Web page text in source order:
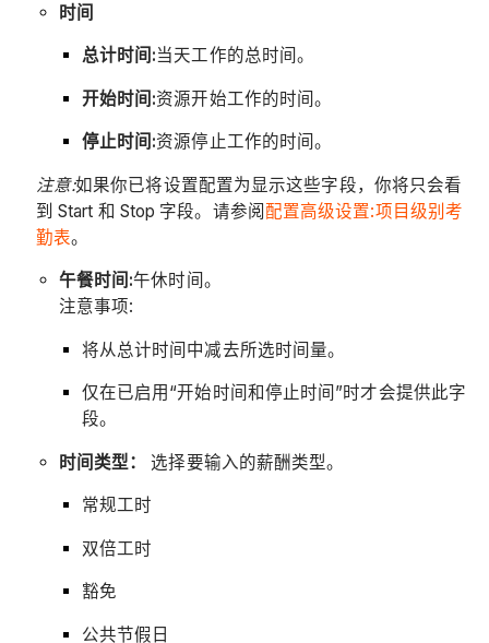
时间
总计时间:当天工作的总时间。
开始时间:资源开始工作的时间。
停止时间:资源停止工作的时间。
注意:如果你已将设置配置为显示这些字段，你将只会看
到 Start 和 Stop 字段。请参阅配置高级设置:项目级别考
勤表。
午餐时间:午休时间。
注意事项:
将从总计时间中减去所选时间量。
仅在已启用“开始时间和停止时间”时才会提供此字
段。
时间类型： 选择要输入的薪酬类型。
常规工时
双倍工时
豁免
公共节假日